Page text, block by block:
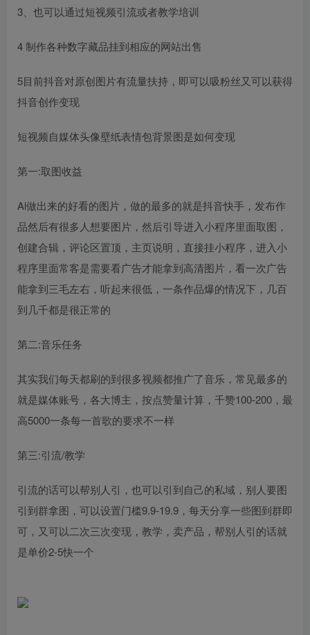
3、也可以通过短视频引流或者教学培训
4 制作各种数字藏品挂到相应的网站出售
5目前抖音对原创图片有流量扶持，即可以吸粉丝又可以获得
抖音创作变现
短视频自媒体头像壁纸表情包背景图是如何变现
第一:取图收益
Al做出来的好看的图片，做的最多的就是抖音快手，发布作
品然后有很多人想要图片，然后引导进入小程序里面取图，
创建合辑，评论区置顶，主页说明，直接挂小程序，进入小
程序里面常客是需要看广告才能拿到高清图片，看一次广告
能拿到三毛左右，听起来很低，一条作品爆的情况下，几百
到几千都是很正常的
第二:音乐任务
其实我们每天都刷的到很多视频都推广了音乐，常见最多的
就是媒体账号，各大博主，按点赞量计算，千赞100-200，最
高5000一条每一首歌的要求不一样
第三:引流/教学
引流的话可以帮别人引，也可以引到自己的私域，别人要图
引到群拿图，可以设置门槛9.9-19.9，每天分享一些图到群即
可，又可以二次三次变现，教学，卖产品，帮别人引的话就
是单价2-5快一个